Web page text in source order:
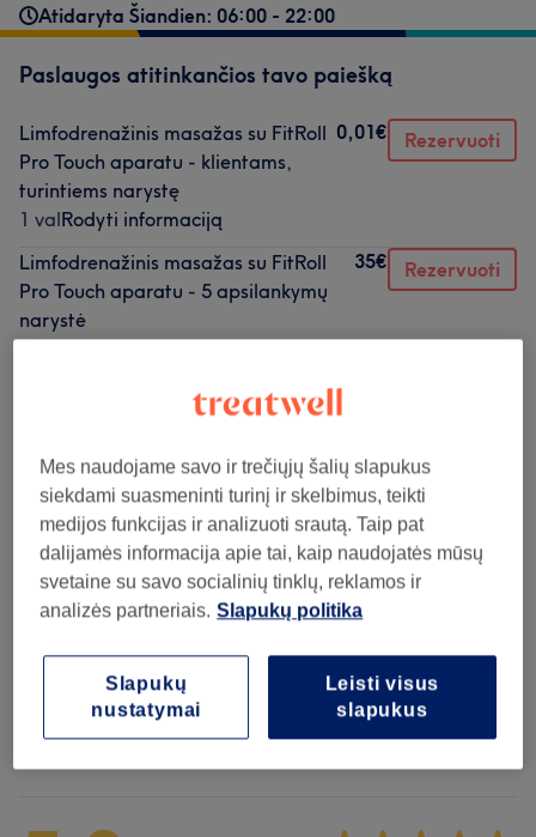
Atidaryta Šiandien: 06:00 - 22:00
Paslaugos atitinkančios tavo paiešką
Limfodrenažinis masažas su FitRoll
Pro Touch aparatu - klientams,
turintiems narystę
1 valRodyti informaciją
0,01€ Rezervuoti
Limfodrenažinis masažas su FitRoll
Pro Touch aparatu - 5 apsilankymų
narystė
35€ Rezervuoti
Limfodrenažinis masažas su FitRoll
Pro Touch aparatu - 10 apsilankymų
1 valRodyti informaciją
Neradai ko ieškojai?
Teikiamos paslaugos
Masažai (6) nuo 0,01€
Mes naudojame savo ir trečiųjų šalių slapukus
siekdami suasmeninti turinį ir skelbimus, teikti
medijos funkcijas ir analizuoti srautą. Taip pat
dalijamės informacija apie tai, kaip naudojatės mūsų
svetaine su savo socialinių tinklų, reklamos ir
analizės partneriais. Slapukų politika
Leisti visus
slapukus
Slapukų
nustatymai